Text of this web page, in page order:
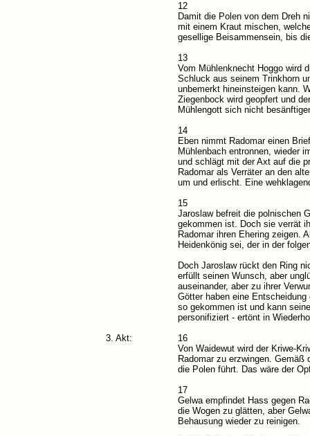
12
Damit die Polen von dem Dreh
mit einem Kraut mischen,
gesellige Beisammensein, bis
13
Vom Mühlenknecht Hoggo wird
Schluck aus seinem Trinkhorn
unbemerkt hineinsteigen kann.
Ziegenbock wird geopfert und
Mühlengott sich nicht
14
Eben nimmt Radomar einen
Mühlenbach entronnen, wieder
und schlägt mit der Axt auf die
Radomar als Verräter an den
um und erlischt. Eine
15
Jaroslaw befreit die polnischen
gekommen ist. Doch sie verrät
Radomar ihren Ehering zeigen.
Heidenkönig sei, der in der
Doch Jaroslaw rückt den Ring
erfüllt seinen Wunsch, aber
auseinander, aber zu ihrer
Götter haben eine
so gekommen ist und kann
personifiziert - ertönt in
3. Akt:
16
Von Waidewut wird der Kriwe-
Radomar zu erzwingen.
die Polen führt. Das wäre der
17
Gelwa empfindet Hass gegen
die Wogen zu glätten, aber
Behausung wieder zu reinigen.